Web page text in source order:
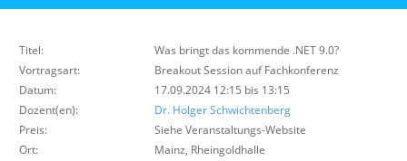
Über uns
Titel:
Was bringt das kommende .NET 9.0?
Vortragsart:
Breakout Session auf Fachkonferenz
Datum:
17.09.2024 12:15 bis 13:15
Dozent(en):
Dr. Holger Schwichtenberg
Preis:
Siehe Veranstaltungs-Website
Ort:
Mainz, Rheingoldhalle